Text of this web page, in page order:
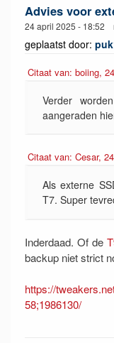
Advies voor
24 april 2025 - 18:52
geplaatst door:
Citaat van: boiing,
Verder
aangeraden
Citaat van: Cesar,
Als externe
T7. Super
Inderdaad. Of de
backup niet strict
https://
58;1986130/